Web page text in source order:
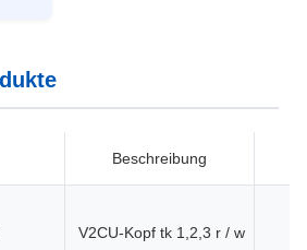
Beschreibung
V2CU-Kopf tk 1,2,3 r / w